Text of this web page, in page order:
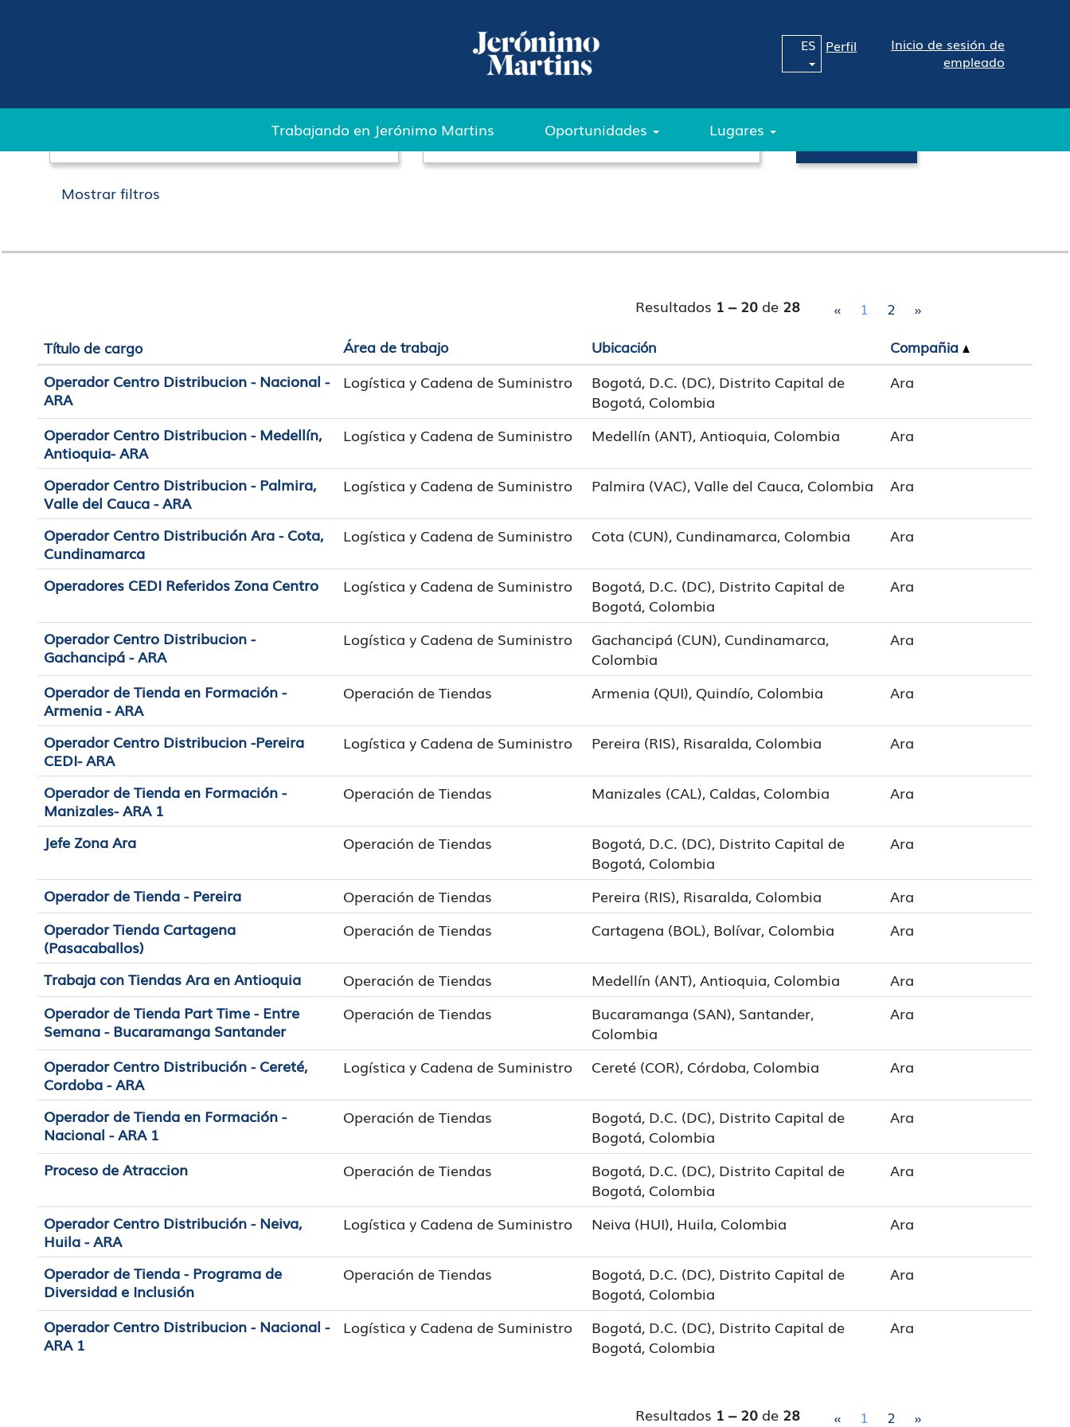
ES Perfil
Inicio de sesión de
empleado
Trabajando en Jerónimo Martins Oportunidades Lugares
Buscar por palabra clave Buscar por ubicación
Mostrar filtros
Resultados 1 – 20 de 28 « 1 2 »
Título de cargo Área de trabajo Ubicación Compañia
Operador Centro Distribucion - Nacional -
ARA
Logística y Cadena de Suministro
Bogotá, D.C. (DC), Distrito Capital de
Bogotá, Colombia
Ara
Operador Centro Distribucion - Medellín,
Antioquia- ARA
Logística y Cadena de Suministro Medellín (ANT), Antioquia, Colombia Ara
Operador Centro Distribucion - Palmira,
Valle del Cauca - ARA
Logística y Cadena de Suministro Palmira (VAC), Valle del Cauca, Colombia Ara
Operador Centro Distribución Ara - Cota,
Cundinamarca
Logística y Cadena de Suministro Cota (CUN), Cundinamarca, Colombia Ara
Operadores CEDI Referidos Zona Centro Logística y Cadena de Suministro
Bogotá, D.C. (DC), Distrito Capital de
Bogotá, Colombia
Ara
Operador Centro Distribucion -
Gachancipá - ARA
Logística y Cadena de Suministro
Gachancipá (CUN), Cundinamarca,
Colombia
Ara
Operador de Tienda en Formación -
Armenia - ARA
Operación de Tiendas Armenia (QUI), Quindío, Colombia Ara
Operador Centro Distribucion -Pereira
CEDI- ARA
Logística y Cadena de Suministro Pereira (RIS), Risaralda, Colombia Ara
Operador de Tienda en Formación -
Manizales- ARA 1
Operación de Tiendas Manizales (CAL), Caldas, Colombia Ara
Jefe Zona Ara Operación de Tiendas
Bogotá, D.C. (DC), Distrito Capital de
Bogotá, Colombia
Ara
Operador de Tienda - Pereira Operación de Tiendas Pereira (RIS), Risaralda, Colombia
Ara
Operador Tienda Cartagena
(Pasacaballos)
Operación de Tiendas Cartagena (BOL), Bolívar, Colombia Ara
Trabaja con Tiendas Ara en Antioquia Operación de Tiendas Medellín (ANT), Antioquia, Colombia
Ara
Operador de Tienda Part Time - Entre
Semana - Bucaramanga Santander
Operación de Tiendas
Bucaramanga (SAN), Santander,
Colombia
Ara
Operador Centro Distribución - Cereté,
Cordoba - ARA
Logística y Cadena de Suministro Cereté (COR), Córdoba, Colombia Ara
Operador de Tienda en Formación -
Nacional - ARA 1
Operación de Tiendas
Bogotá, D.C. (DC), Distrito Capital de
Bogotá, Colombia
Ara
Proceso de Atraccion Operación de Tiendas
Bogotá, D.C. (DC), Distrito Capital de
Bogotá, Colombia
Ara
Operador Centro Distribución - Neiva,
Huila - ARA
Logística y Cadena de Suministro Neiva (HUI), Huila, Colombia Ara
Operador de Tienda - Programa de
Diversidad e Inclusión
Operación de Tiendas
Bogotá, D.C. (DC), Distrito Capital de
Bogotá, Colombia
Ara
Operador Centro Distribucion - Nacional -
ARA 1
Logística y Cadena de Suministro
Bogotá, D.C. (DC), Distrito Capital de
Bogotá, Colombia
Ara
Resultados 1 – 20 de 28 « 1 2 »